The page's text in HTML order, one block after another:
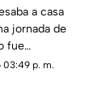
en Puebla
a casa
jornada de
fue
un hombre
p. m.